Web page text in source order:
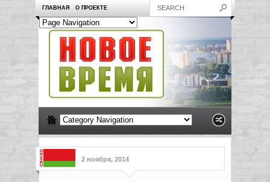
ГЛАВНАЯ О ПРОЕКТЕ
2 ноября, 2014